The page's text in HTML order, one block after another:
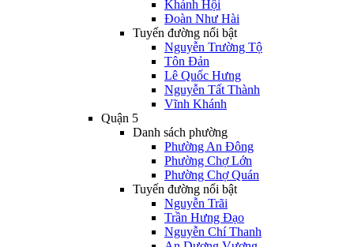
Khánh Hội
Đoàn Như Hài
Tuyến đường nổi bật
Nguyễn Trường Tộ
Tôn Đản
Lê Quốc Hưng
Nguyễn Tất Thành
Vĩnh Khánh
Quận 5
Danh sách phường
Phường An Đông
Phường Chợ Lớn
Phường Chợ Quán
Tuyến đường nổi bật
Nguyễn Trãi
Trần Hưng Đạo
Nguyễn Chí Thanh